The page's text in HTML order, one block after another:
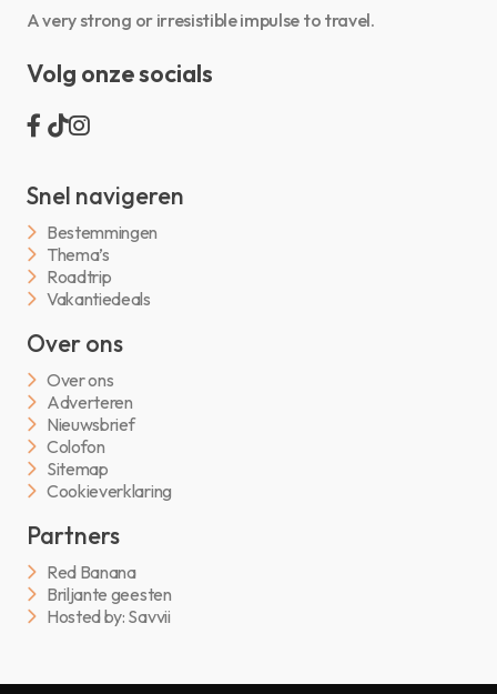
A very strong or irresistible impulse to travel.
Volg onze socials
Snel navigeren
Bestemmingen
Thema’s
Roadtrip
Vakantiedeals
Over ons
Over ons
Adverteren
Nieuwsbrief
Colofon
Sitemap
Cookieverklaring
Partners
Red Banana
Briljante geesten
Hosted by: Savvii